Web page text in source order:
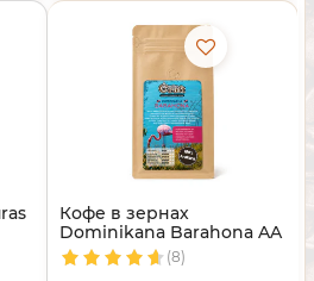
Кофе в зернах
Dominikana Barahona AA
(Доминикана)
(8)